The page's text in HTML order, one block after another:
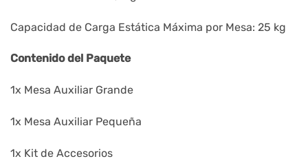
Capacidad de Carga Estática Máxima por Mesa: 25 kg
Contenido del Paquete
1x Mesa Auxiliar Grande
1x Mesa Auxiliar Pequeña
1x Kit de Accesorios